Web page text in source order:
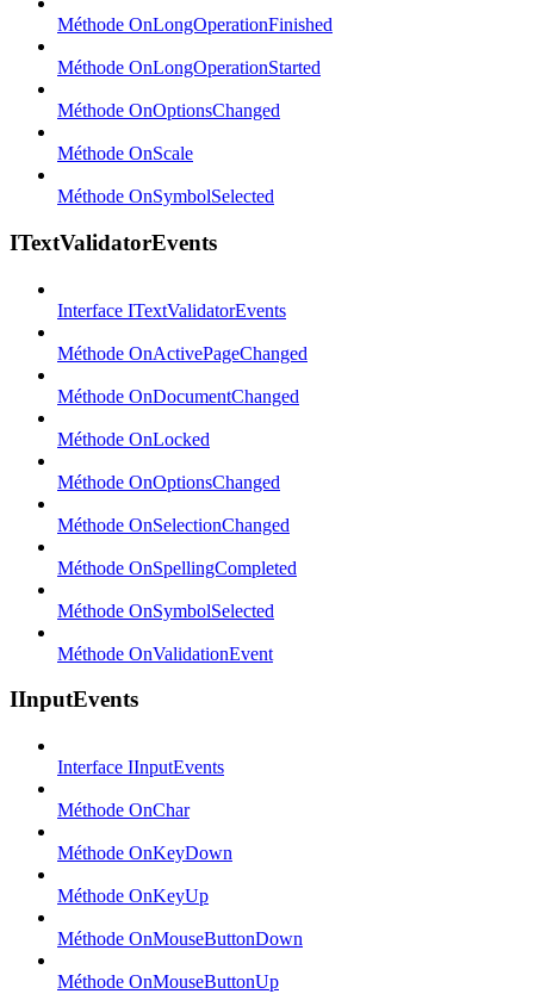
Méthode OnLongOperationFinished
Méthode OnLongOperationStarted
Méthode OnOptionsChanged
Méthode OnScale
Méthode OnSymbolSelected
ITextValidatorEvents
Interface ITextValidatorEvents
Méthode OnActivePageChanged
Méthode OnDocumentChanged
Méthode OnLocked
Méthode OnOptionsChanged
Méthode OnSelectionChanged
Méthode OnSpellingCompleted
Méthode OnSymbolSelected
Méthode OnValidationEvent
IInputEvents
Interface IInputEvents
Méthode OnChar
Méthode OnKeyDown
Méthode OnKeyUp
Méthode OnMouseButtonDown
Méthode OnMouseButtonUp